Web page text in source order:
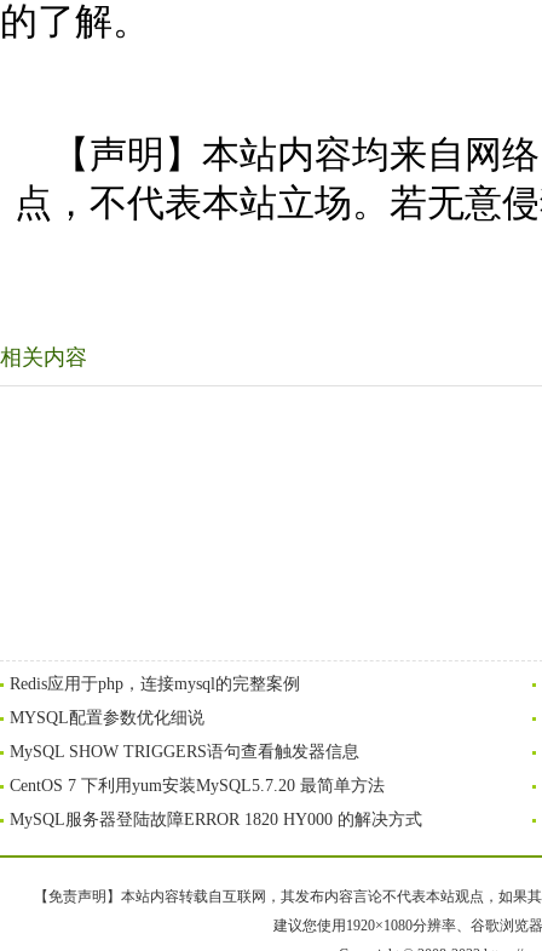
的了解。
【声明】本站内容均来自网
点，不代表本站立场。若无意
相关内容
Redis应用于php，连接mysql的完整案例
MYSQL配置参数优化细说
MySQL SHOW TRIGGERS语句查看触发器信息
CentOS 7 下利用yum安装MySQL5.7.20 最简单方法
MySQL服务器登陆故障ERROR 1820 HY000 的解决方式
【免责声明】本站内容转载自互联网，其发布内容言论不代表本站观点，如果
建议您使用1920×1080分辨率、谷歌浏览